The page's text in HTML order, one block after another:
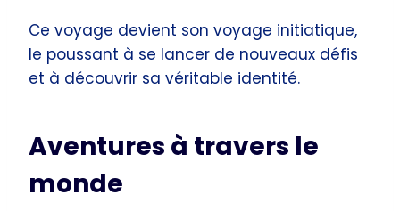
Ce voyage devient son voyage initiatique,
le poussant à se lancer de nouveaux défis
et à découvrir sa véritable identité.
Aventures à travers le
monde